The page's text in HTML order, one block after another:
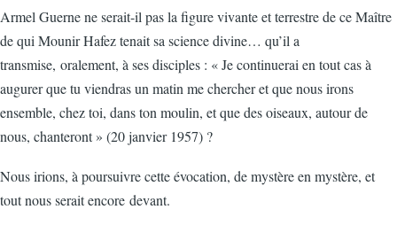
Armel Guerne ne serait-il pas la figure vivante et terrestre de ce Maître
de qui Mounir Hafez tenait sa science divine… qu’il a
transmise, oralement, à ses disciples : « Je continuerai en tout cas à
augurer que tu viendras un matin me chercher et que nous irons
ensemble, chez toi, dans ton moulin, et que des oiseaux, autour de
nous, chanteront » (20 janvier 1957) ?
Nous irions, à poursuivre cette évocation, de mystère en mystère, et
tout nous serait encore devant.